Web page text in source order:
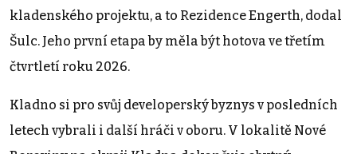
kladenského projektu, a to Rezidence Engerth, dodal
Šulc. Jeho první etapa by měla být hotova ve třetím
čtvrtletí roku 2026.
Kladno si pro svůj developerský byznys v posledních
letech vybrali i další hráči v oboru. V lokalitě Nové